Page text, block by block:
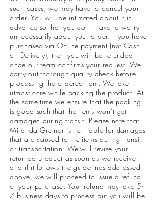
such cases, we may have to cancel your
order. You will be intimated about it in
advance so that you don't have to worry
unnecessarily about your order. If you have
purchased via Online payment (not Cash
on Delivery), then you will be refunded
once our team confirms your request. We
carry out thorough quality check before
processing the ordered item. We take
utmost care while packing the product. At
the same time we ensure that the packing
is good such that the items won’t get
damaged during transit. Please note that
Miranda Greiner is not liable for damages
that are caused to the items during transit
or transportation. We will revise your
returned product as soon as we receive it
and if it follows the guidelines addressed
above, we will proceed to issue a refund
of your purchase. Your refund may take 5-
7 business days to process but you will be